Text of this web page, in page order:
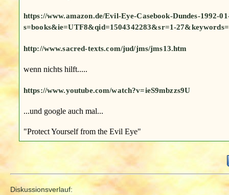
https://www.amazon.de/Evil-Eye-Casebook-Dundes-1992-
s=books&ie=UTF8&qid=1504342283&sr=1-
http://www.sacred-texts.com/jud/jms/jms13.htm
wenn nichts hilft.....
https://www.youtube.com/watch?v=ieS9mbzzs9U
...und google auch mal...
"Protect Yourself from the Evil Eye"
Diskussionsverlauf: